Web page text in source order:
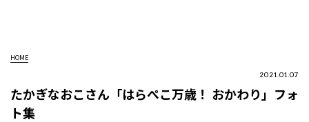
HOME
2021.01.07
たかぎなおこさん「はらぺこ万歳！ おかわり」フォ
ト集